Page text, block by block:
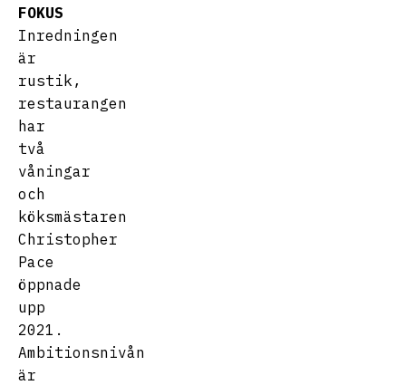
FOKUS
Inredningen
är
rustik,
restaurangen
har
två
våningar
och
köksmästaren
Christopher
Pace
öppnade
upp
2021.
Ambitionsnivån
är